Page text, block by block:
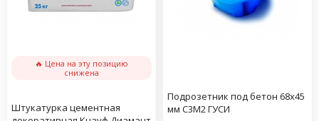
🔥 Цена на эту позицию
снижена
Штукатурка цементная
Подрозетник под бетон 68х45
мм С3М2 ГУСИ